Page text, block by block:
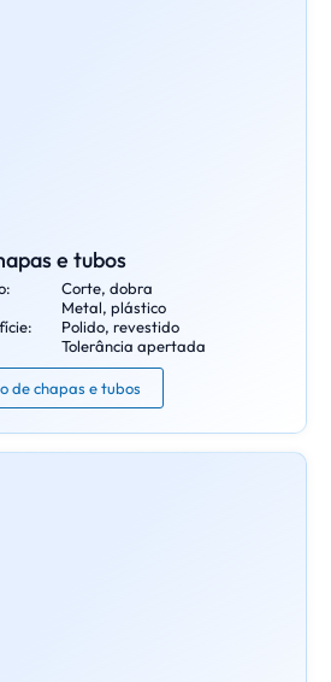
e tubos
Corte, dobra
Metal, plástico
Polido, revestido
Tolerância apertada
de chapas e tubos